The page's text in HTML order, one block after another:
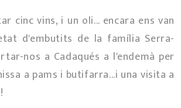
cinc vins, i un oli... encara ens van
d'embutits de la família Serra-
nos a Cadaqués a l'endemà per
a pams i butifarra...i una visita a